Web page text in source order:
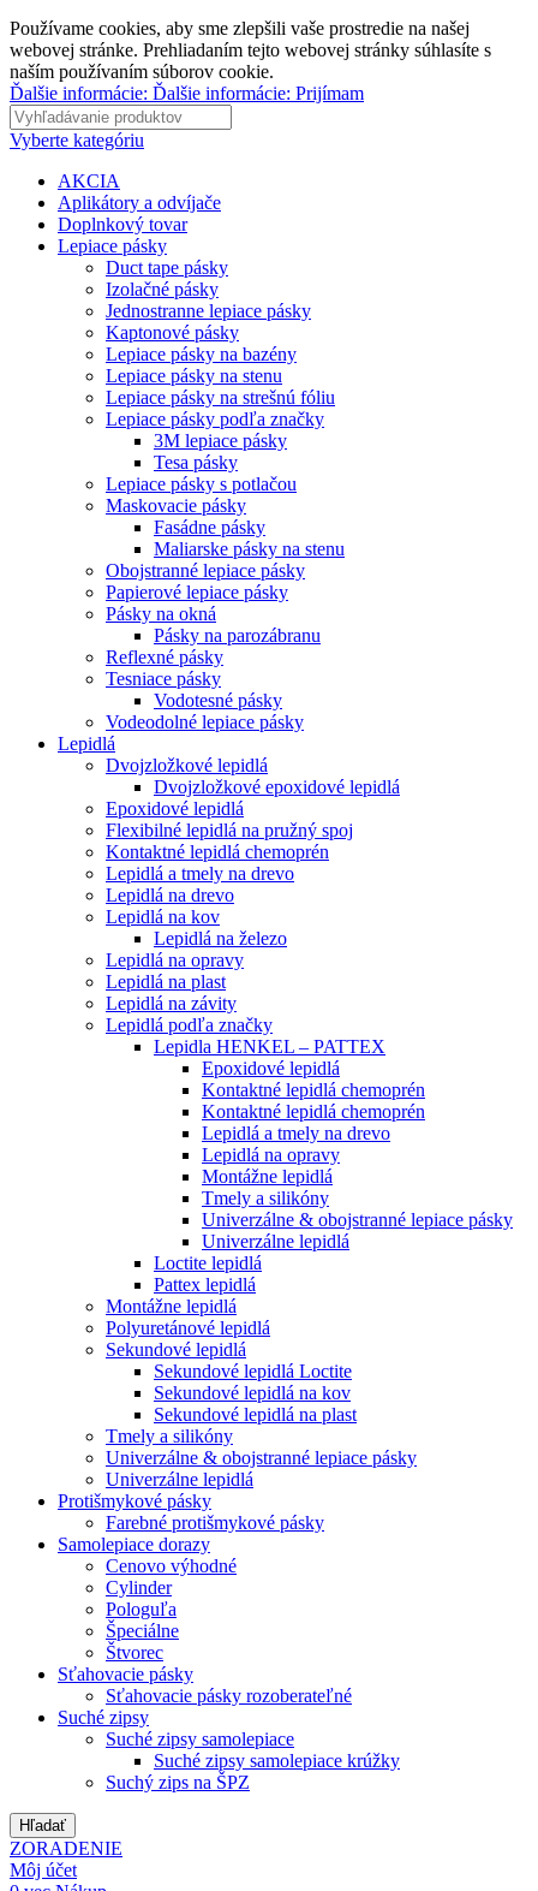
Používame cookies, aby sme zlepšili vaše prostredie na našej
webovej stránke. Prehliadaním tejto webovej stránky súhlasíte s
naším používaním súborov cookie.
Ďalšie informácie: Ďalšie informácie: Prijímam
Vyberte kategóriu
AKCIA
Aplikátory a odvíjače
Doplnkový tovar
Lepiace pásky
Duct tape pásky
Izolačné pásky
Jednostranne lepiace pásky
Kaptonové pásky
Lepiace pásky na bazény
Lepiace pásky na stenu
Lepiace pásky na strešnú fóliu
Lepiace pásky podľa značky
3M lepiace pásky
Tesa pásky
Lepiace pásky s potlačou
Maskovacie pásky
Fasádne pásky
Maliarske pásky na stenu
Obojstranné lepiace pásky
Papierové lepiace pásky
Pásky na okná
Pásky na parozábranu
Reflexné pásky
Tesniace pásky
Vodotesné pásky
Vodeodolné lepiace pásky
Lepidlá
Dvojzložkové lepidlá
Dvojzložkové epoxidové lepidlá
Epoxidové lepidlá
Flexibilné lepidlá na pružný spoj
Kontaktné lepidlá chemoprén
Lepidlá a tmely na drevo
Lepidlá na drevo
Lepidlá na kov
Lepidlá na železo
Lepidlá na opravy
Lepidlá na plast
Lepidlá na závity
Lepidlá podľa značky
Lepidla HENKEL – PATTEX
Epoxidové lepidlá
Kontaktné lepidlá chemoprén
Kontaktné lepidlá chemoprén
Lepidlá a tmely na drevo
Lepidlá na opravy
Montážne lepidlá
Tmely a silikóny
Univerzálne & obojstranné lepiace pásky
Univerzálne lepidlá
Loctite lepidlá
Pattex lepidlá
Montážne lepidlá
Polyuretánové lepidlá
Sekundové lepidlá
Sekundové lepidlá Loctite
Sekundové lepidlá na kov
Sekundové lepidlá na plast
Tmely a silikóny
Univerzálne & obojstranné lepiace pásky
Univerzálne lepidlá
Protišmykové pásky
Farebné protišmykové pásky
Samolepiace dorazy
Cenovo výhodné
Cylinder
Pologuľa
Špeciálne
Štvorec
Sťahovacie pásky
Sťahovacie pásky rozoberateľné
Suché zipsy
Suché zipsy samolepiace
Suché zipsy samolepiace krúžky
Suchý zips na ŠPZ
Hľadať
ZORADENIE
Môj účet